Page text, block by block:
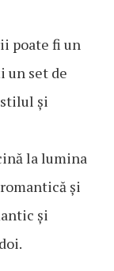
poate fi un
un set de
și
la lumina
și
și